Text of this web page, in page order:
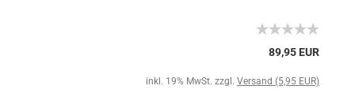
89,95 EUR
inkl. 19% MwSt. zzgl. Versand (5,95 EUR)